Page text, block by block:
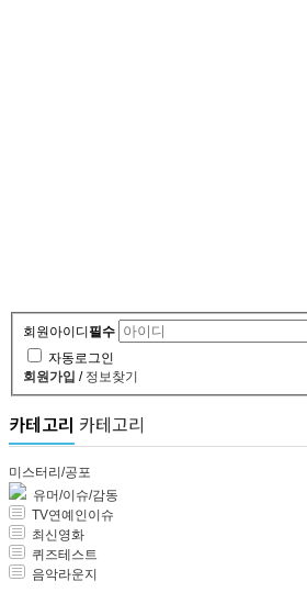
회원아이디필수
자동로그인
회원가입 / 정보찾기
카테고리 카테고리
미스터리/공포
유머/이슈/감동
TV연예인이슈
최신영화
퀴즈테스트
음악라운지